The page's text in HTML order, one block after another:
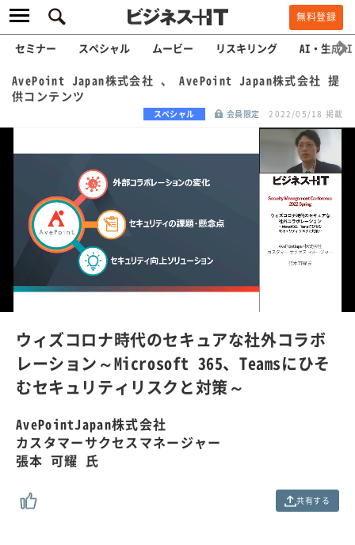
無料登録
セミナー スペシャル ムービー リスキリング AI・生成AI
AvePoint Japan株式会社 、 AvePoint Japan株式会社 提
供コンテンツ
スペシャル 会員限定 2022/05/18 掲載
U
/
L
o
d
1
0
0
0
ウィズコロナ時代のセキュアな社外コラボ
レーション～Microsoft 365、Teamsにひそ
むセキュリティリスクと対策～
AvePointJapan株式会社
カスタマーサクセスマネージャー
張本 可耀 氏
共有する